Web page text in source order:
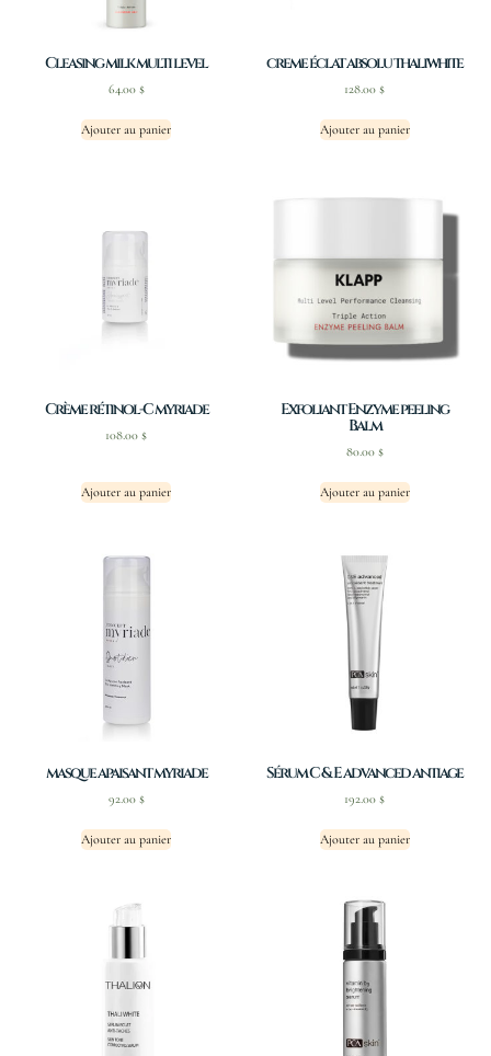
Cleasing milk multi level
64.00 $
Ajouter au panier
creme éclat absolu thaliwhite
128.00$
Ajouter au panier
Crème rétinol-C myriade
108.00$
Ajouter au panier
Exfoliant Enzyme peeling
Balm
80.00 $
Ajouter au panier
masque apaisant myriade
92.00 $
Ajouter au panier
Sérum C & E advanced antiage
192.00$
Ajouter au panier